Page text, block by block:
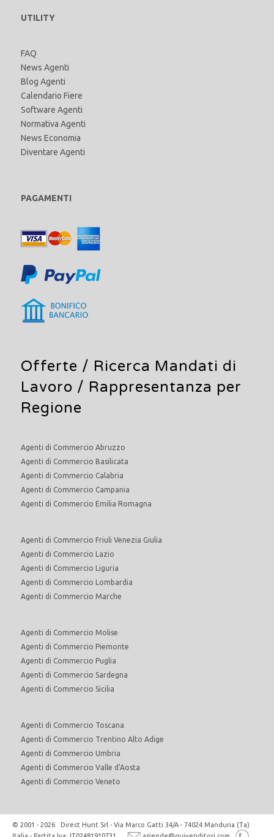
UTILITY
FAQ
News Agenti
Blog Agenti
Calendario Fiere
Software Agenti
Normativa Agenti
News Economia
Diventare Agenti
PAGAMENTI
Offerte / Ricerca Mandati di
Lavoro / Rappresentanza per
Regione
Agenti di Commercio Abruzzo
Agenti di Commercio Basilicata
Agenti di Commercio Calabria
Agenti di Commercio Campania
Agenti di Commercio Emilia Romagna
Agenti di Commercio Friuli Venezia Giulia
Agenti di Commercio Lazio
Agenti di Commercio Liguria
Agenti di Commercio Lombardia
Agenti di Commercio Marche
Agenti di Commercio Molise
Agenti di Commercio Piemonte
Agenti di Commercio Puglia
Agenti di Commercio Sardegna
Agenti di Commercio Sicilia
Agenti di Commercio Toscana
Agenti di Commercio Trentino Alto Adige
Agenti di Commercio Umbria
Agenti di Commercio Valle d'Aosta
Agenti di Commercio Veneto
© 2001 - 2026 Direct Hunt Srl - Via Marco Gatti 34/A - 74024 Manduria (Ta)